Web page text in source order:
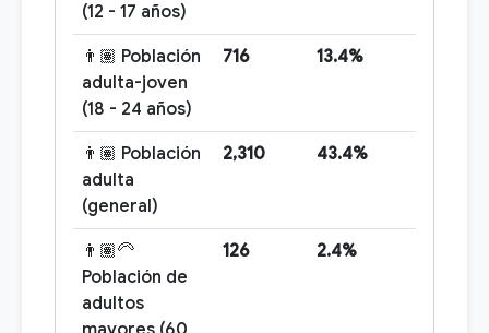
(12 - 17 años)
👨🏽 Población
adulta-joven
(18 - 24 años)
716 13.4%
👨🏽 Población
adulta
(general)
2,310 43.4%
👨🏽‍🦳
Población de
adultos
126 2.4%